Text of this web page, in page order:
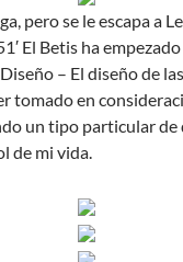
pero se le escapa a
El Betis ha
– El diseño de
tomado en
un tipo particular de
de mi vida.